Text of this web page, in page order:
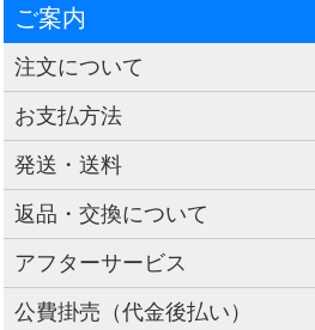
ご案内
注文について
お支払方法
発送・送料
返品・交換について
アフターサービス
公費掛売（代金後払い）